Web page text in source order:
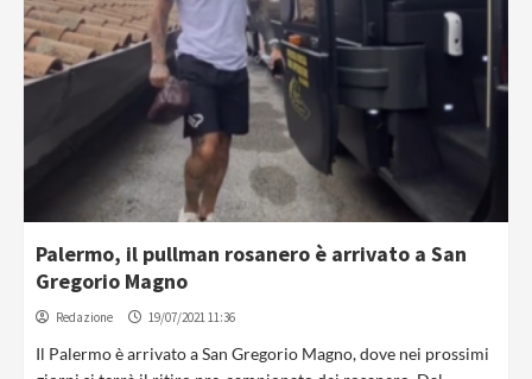
Palermo, il pullman rosanero è arrivato a San
Gregorio Magno
Redazione 19/07/2021 11:36
Il Palermo è arrivato a San Gregorio Magno, dove nei prossimi